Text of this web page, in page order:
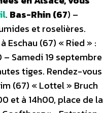
. Bas-Rhin (67) –
et roselières.
(67) « Ried » :
Samedi 19 septembre
tiges. Rendez-vous
(67) « Lottel » Bruch
et à 14h00, place de la